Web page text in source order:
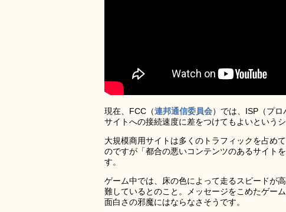
現在、FCC（連邦通信委員会）では、ISP（プ
サイトへの接続速度に差をつけてもよいという
大規模商用サイトは多くのトラフィックを占め
のですが「都合の悪いコンテンツのあるサイト
す。
ゲーム中では、床の色によって走るスピードが
難しているとのこと。メッセージをこめたゲー
面白さの邪魔にはならなさそうです。